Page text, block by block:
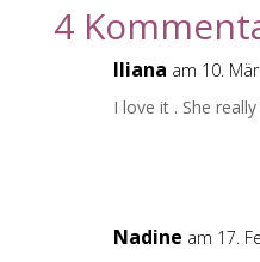
4
Iliana am 10.
I love it . She
Nadine am 17.